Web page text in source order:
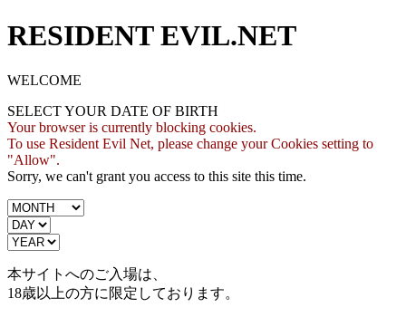
RESIDENT EVIL.NET
WELCOME
SELECT YOUR DATE OF BIRTH
Your browser is currently blocking cookies.
To use Resident Evil Net, please change your Cookies setting to
"Allow".
Sorry, we can't grant you access to this site this time.
本サイトへのご入場は、
18歳以上の方に限定しております。